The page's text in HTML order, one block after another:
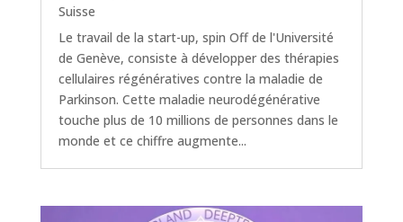
Suisse
Le travail de la start-up, spin Off de l'Université
de Genève, consiste à développer des thérapies
cellulaires régénératives contre la maladie de
Parkinson. Cette maladie neurodégénérative
touche plus de 10 millions de personnes dans le
monde et ce chiffre augmente...